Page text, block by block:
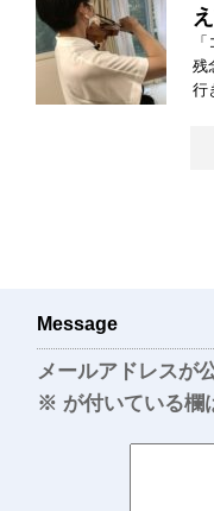
残
行
Message
メールアドレスが
※ が付いている欄